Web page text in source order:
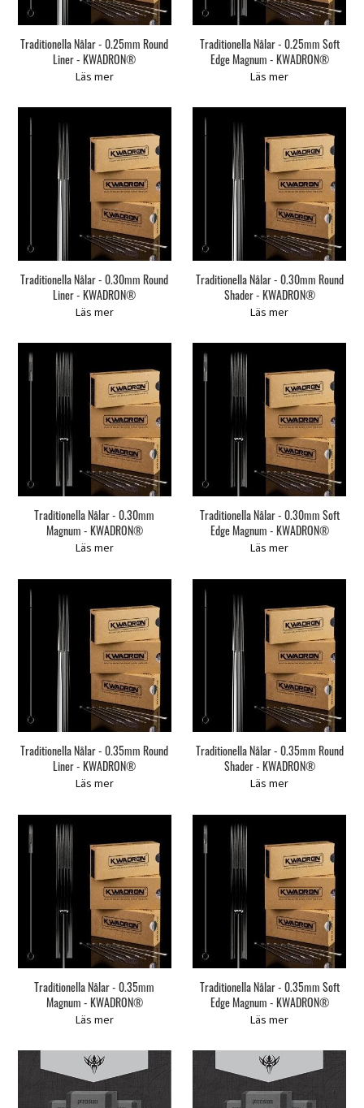
Traditionella Nålar - 0.25mm Round
Liner - KWADRON®
Läs mer
Traditionella Nålar - 0.25mm Soft
Edge Magnum - KWADRON®
Läs mer
Traditionella Nålar - 0.30mm Round
Liner - KWADRON®
Läs mer
Traditionella Nålar - 0.30mm Round
Shader - KWADRON®
Läs mer
Traditionella Nålar - 0.30mm
Magnum - KWADRON®
Läs mer
Traditionella Nålar - 0.30mm Soft
Edge Magnum - KWADRON®
Läs mer
Traditionella Nålar - 0.35mm Round
Liner - KWADRON®
Läs mer
Traditionella Nålar - 0.35mm Round
Shader - KWADRON®
Läs mer
Traditionella Nålar - 0.35mm
Magnum - KWADRON®
Läs mer
Traditionella Nålar - 0.35mm Soft
Edge Magnum - KWADRON®
Läs mer